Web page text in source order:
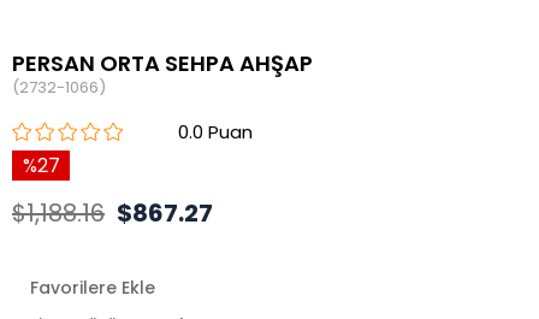
PERSAN ORTA SEHPA AHŞAP
(2732-1066)
0.0
27
$1,188.16 $867.27
Favorilere Ekle